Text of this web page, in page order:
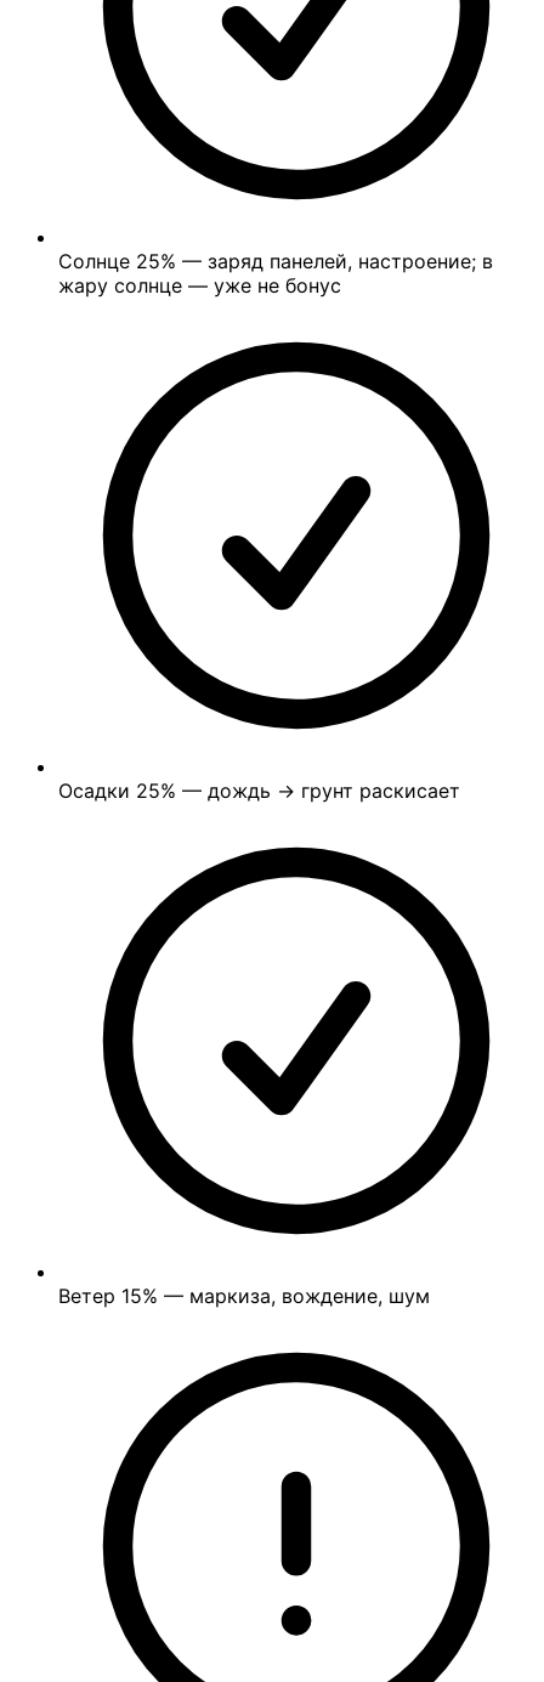
Солнце 25% — заряд панелей, настроение; в
жару солнце — уже не бонус
Осадки 25% — дождь → грунт раскисает
Ветер 15% — маркиза, вождение, шум